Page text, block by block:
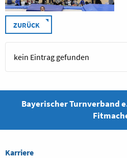
ZURÜCK
kein Eintrag gefunden
Bayerischer Turnverband
Karriere